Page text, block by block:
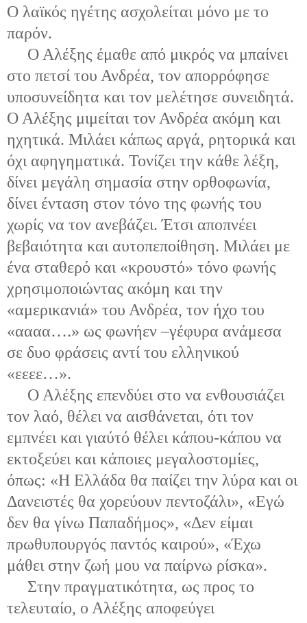
Ο λαϊκός ηγέτης ασχολείται μόνο με το
παρόν.
Ο Αλέξης έμαθε από μικρός να μπαίνει
στο πετσί του Ανδρέα, τον απορρόφησε
υποσυνείδητα και τον μελέτησε συνειδητά.
Ο Αλέξης μιμείται τον Ανδρέα ακόμη και
ηχητικά. Μιλάει κάπως αργά, ρητορικά και
όχι αφηγηματικά. Τονίζει την κάθε λέξη,
δίνει μεγάλη σημασία στην ορθοφωνία,
δίνει ένταση στον τόνο της φωνής του
χωρίς να τον ανεβάζει. Έτσι αποπνέει
βεβαιότητα και αυτοπεποίθηση. Μιλάει με
ένα σταθερό και «κρουστό» τόνο φωνής
χρησιμοποιώντας ακόμη και την
«αμερικανιά» του Ανδρέα, τον ήχο του
«αααα….» ως φωνήεν –γέφυρα ανάμεσα
σε δυο φράσεις αντί του ελληνικού
«εεεε…».
Ο Αλέξης επενδύει στο να ενθουσιάζει
τον λαό, θέλει να αισθάνεται, ότι τον
εμπνέει και γιαύτό θέλει κάπου-κάπου να
εκτοξεύει και κάποιες μεγαλοστομίες,
όπως: «Η Ελλάδα θα παίζει την λύρα και οι
Δανειστές θα χορεύουν πεντοζάλι», «Εγώ
δεν θα γίνω Παπαδήμος», «Δεν είμαι
πρωθυπουργός παντός καιρού», «Έχω
μάθει στην ζωή μου να παίρνω ρίσκα».
Στην πραγματικότητα, ως προς το
τελευταίο, ο Αλέξης αποφεύγει